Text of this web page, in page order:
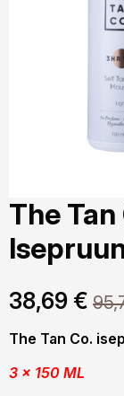
The Tan
Algne
hind
oli:
38,69 €
Praegune
hind
on:
The Tan Co.
3 x 150 ML